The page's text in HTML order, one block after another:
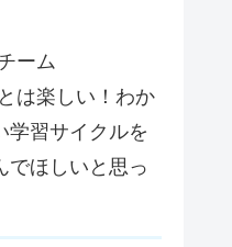
ーム
は楽しい！わか
習サイクルを
でほしいと思っ